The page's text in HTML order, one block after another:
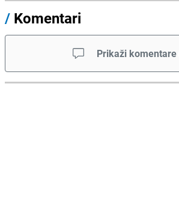
/ Komentari
Prikaži komentare